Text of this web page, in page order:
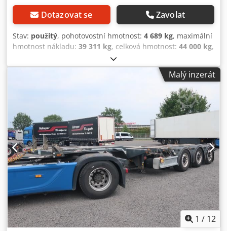
Dotazovat se Zavolat
Stav: použitý, pohotovostní hmotnost: 4 689 kg, maximální
hmotnost nákladu: 39 311 kg, celková hmotnost: 44 000 kg,
3 nápravy
celková délka:24 700 mm, celková šířka:12 800 mm,
vzduch, rozměr
, velikost
, velikost zadní
pneumatiky:
, emisní třída: žádný, Vybavení:
ABS, ABS, výrobce náprav BPW, ADR, ochrana proti
stříkající vodě, kotoučová brzda, vzduchové odpružení,
zvedání a spouštění, zvedací náprava 1. a 3. náprava, 1x20
/ 2x20 / 1x30 / 1x40 / 1x45, střední vysouvání, zadní
vysouvání, 2x 7 + 15pólové elektrické konektory, vysoká
korba, úložný prostor, 2x zadní světlo LED. Djdpfx
Apszqymvoiekr
Malý inzerát
1 / 12